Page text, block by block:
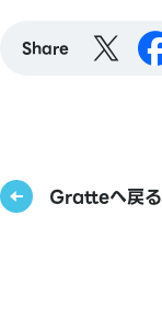
Share
Gratteへ戻る